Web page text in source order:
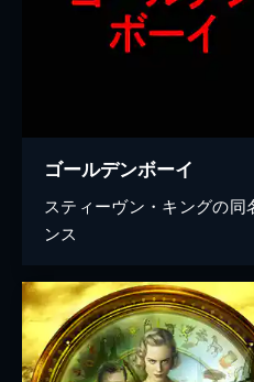
ゴールデンボーイ
スティーヴン・キングの
ンス